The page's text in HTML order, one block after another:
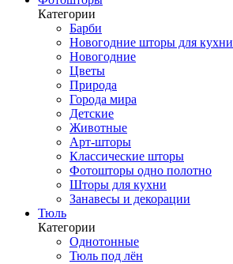
Категории
Барби
Новогодние шторы для кухни
Новогодние
Цветы
Природа
Города мира
Детские
Животные
Арт-шторы
Классические шторы
Фотошторы одно полотно
Шторы для кухни
Занавесы и декорации
Тюль
Категории
Однотонные
Тюль под лён